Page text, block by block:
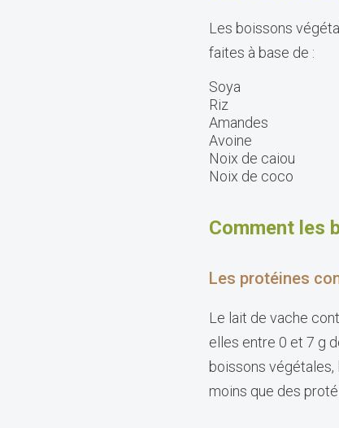
Les boissons
faites à base de :
Soya
Riz
Amandes
Avoine
Noix de caiou
Noix de coco
Comment les
Les protéines
Le lait de vache
elles entre 0 et 7 g
boissons
moins que des